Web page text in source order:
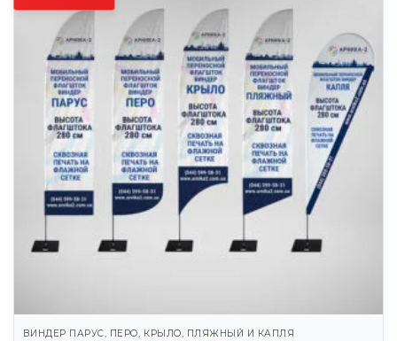
ВИНДЕР ПАРУС, ПЕРО, КРЫЛО, ПЛЯЖНЫЙ И КАПЛЯ